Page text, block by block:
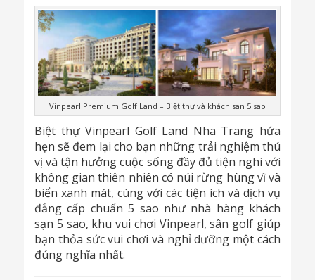
Vinpearl Premium Golf Land – Biệt thự và khách san 5 sao
Biệt thự Vinpearl Golf Land Nha Trang hứa
hẹn sẽ đem lại cho bạn những trải nghiệm thú
vị và tận hưởng cuộc sống đầy đủ tiện nghi với
không gian thiên nhiên có núi rừng hùng vĩ và
biển xanh mát, cùng với các tiện ích và dịch vụ
đẳng cấp chuẩn 5 sao như nhà hàng khách
sạn 5 sao, khu vui chơi Vinpearl, sân golf giúp
bạn thỏa sức vui chơi và nghỉ dưỡng một cách
đúng nghĩa nhất.